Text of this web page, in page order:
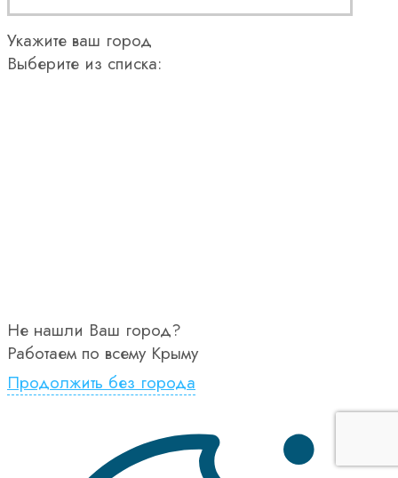
Укажите ваш город
Выберите из списка:
Не нашли Ваш город?
Работаем по всему Крыму
Продолжить без города